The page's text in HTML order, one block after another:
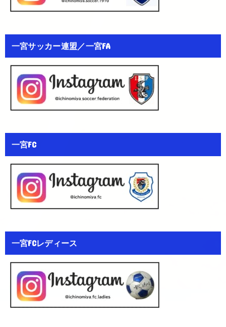
一宮サッカー連盟／一宮FA
一宮FC
一宮FCレディース